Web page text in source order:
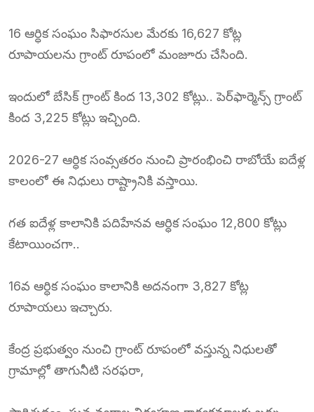
16 ఆర్ధిక సంఘం సిఫారసుల మేరకు 16,627 కోట్ల
రూపాయలను గ్రాంట్‌ రూపంలో మంజూరు చేసింది.
ఇందులో బేసిక్‌ గ్రాంట్‌ కింద 13,302 కోట్లు.. పెర్‌ఫార్మెన్స్ గ్రాంట్‌
కింద 3,225 కోట్లు ఇచ్చింది.
2026-27 ఆర్ధిక సంవ్సతరం నుంచి ప్రారంభించి రాబోయే ఐదేళ్ల
కాలంలో ఈ నిధులు రాష్ట్రానికి వస్తాయి.
గత ఐదేళ్ల కాలానికి పదిహేనవ ఆర్ధిక సంఘం 12,800 కోట్లు
కేటాయించగా..
16వ ఆర్ధిక సంఘం కాలానికి అదనంగా 3,827 కోట్ల
రూపాయలు ఇచ్చారు.
కేంద్ర ప్రభుత్వం నుంచి గ్రాంట్‌ రూపంలో వస్తున్న నిధులతో
గ్రామాల్లో తాగునీటి సరఫరా,